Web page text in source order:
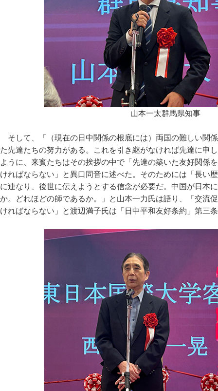
山本一太群馬県知事
そして、「（現在の日中関係の根底には）両国の難しい関
た先達たちの努力がある。これを引き継がなければ先達に申
ように、来賓たちはその挨拶の中で「先達の築いた友好関係
ければならない」と異口同音に述べた。そのためには「長い
に連なり、後世に伝えようとする信念が必要だ。中国が日本
か。どれほどの師であるか。」と山本一力氏は語り、「交流
ければならない」と渡辺満子氏は「日中平和友好条約」第三